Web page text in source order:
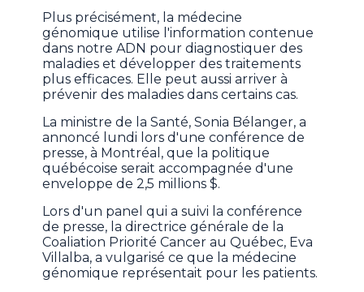
Plus précisément, la médecine
génomique utilise l'information contenue
dans notre ADN pour diagnostiquer des
maladies et développer des traitements
plus efficaces. Elle peut aussi arriver à
prévenir des maladies dans certains cas.
La ministre de la Santé, Sonia Bélanger, a
annoncé lundi lors d'une conférence de
presse, à Montréal, que la politique
québécoise serait accompagnée d'une
enveloppe de 2,5 millions $.
Lors d'un panel qui a suivi la conférence
de presse, la directrice générale de la
Coaliation Priorité Cancer au Québec, Eva
Villalba, a vulgarisé ce que la médecine
génomique représentait pour les patients.